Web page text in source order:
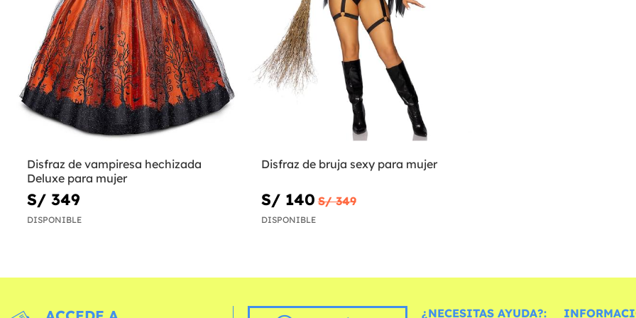
Disfraz de vampiresa hechizada
Deluxe para mujer
S/ 349
DISPONIBLE
Disfraz de bruja sexy para mujer
S/ 140 S/ 349
DISPONIBLE
¿NECESITAS AYUDA?: